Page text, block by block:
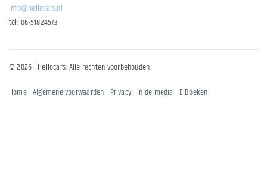
info@hellocars.nl
tel: 06-51824573
© 2026 | Hellocars. Alle rechten voorbehouden.
Home Algemene voorwaarden Privacy In de media E-Boeken